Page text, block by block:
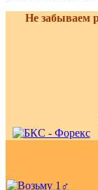
Не забываем